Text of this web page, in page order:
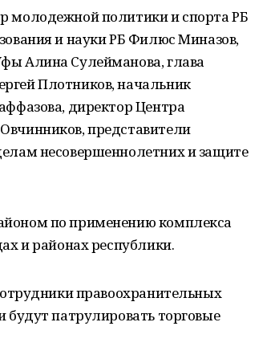
молодежной политики и спорта РБ
и науки РБ Филюс Миназов,
Алина Сулейманова, глава
Плотников, начальник
директор Центра
представители
несовершеннолетних и защите
по применению комплекса
и районах республики.
правоохранительных
будут патрулировать торговые